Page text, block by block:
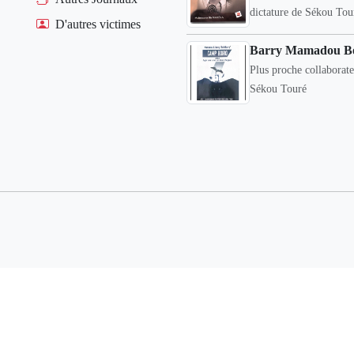
D'autres victimes
dictature de Sékou
Barry Mamadou
Plus proche
Sékou Touré